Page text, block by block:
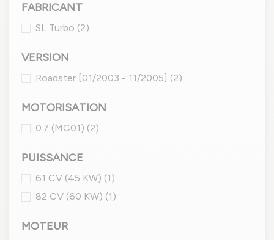
FABRICANT
SL Turbo (2)
VERSION
Roadster [01/2003 - 11/2005] (2)
MOTORISATION
0.7 (MC01) (2)
PUISSANCE
61 CV (45 KW) (1)
82 CV (60 KW) (1)
MOTEUR